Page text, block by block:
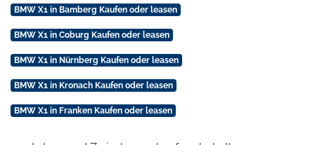
BMW X1 in Bamberg Kaufen oder leasen
BMW X1 in Coburg Kaufen oder leasen
BMW X1 in Nürnberg Kaufen oder leasen
BMW X1 in Kronach Kaufen oder leasen
BMW X1 in Franken Kaufen oder leasen